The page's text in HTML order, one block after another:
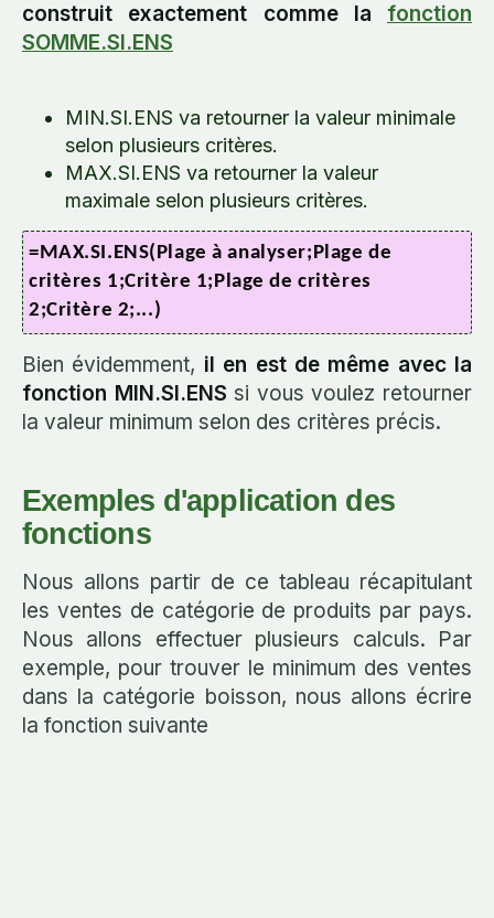
construit exactement comme la fonction
SOMME.SI.ENS
MIN.SI.ENS va retourner la valeur minimale
selon plusieurs critères.
MAX.SI.ENS va retourner la valeur
maximale selon plusieurs critères.
=MAX.SI.ENS(Plage à analyser;Plage de
critères 1;Critère 1;Plage de critères
2;Critère 2;...)
Bien évidemment, il en est de même avec la
fonction MIN.SI.ENS si vous voulez retourner
la valeur minimum selon des critères précis.
Exemples d'application des
fonctions
Nous allons partir de ce tableau récapitulant
les ventes de catégorie de produits par pays.
Nous allons effectuer plusieurs calculs. Par
exemple, pour trouver le minimum des ventes
dans la catégorie boisson, nous allons écrire
la fonction suivante